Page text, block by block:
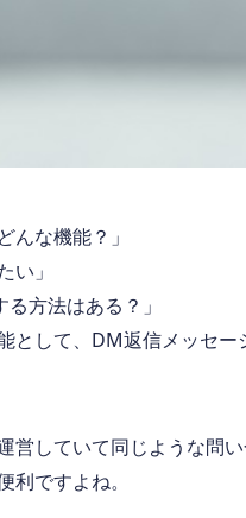
んな機能？」
い」
方法はある？」
として、DM返信メッセ
営していて同じような問
ですよね。